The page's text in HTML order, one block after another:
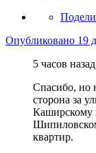
Опубликовано 19
5 часов
Спасибо, но
сторона за
Каширскому
квартир.